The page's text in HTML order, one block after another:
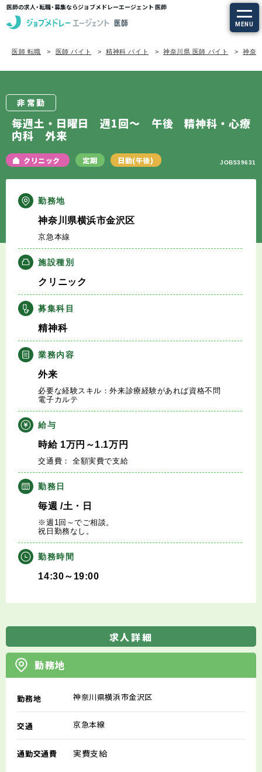
医師の求人・転職・募集ならジョブメドレーエージェント 医師
MENU
求人を探す
定期非常勤の求人
エージェントサービスTOP
サービスの流れ
医師の求人・転職Q&A
知りたい・聞きたい
転職成功事例
医師の転職マニュアル
データで見る医師の平均年収
医師に役立つ取材記事
大学医局紹介
医師 転職 医師 バイト 精神科 バイト 神奈川県 医師 バイト 神奈
非常勤
毎週土・日曜日 週1回～ 午後 精神科・心療
内科 外来
クリニック 定期 日勤(午後) JOB539631
勤務地
神奈川県横浜市金沢区
京急本線
施設種別
クリニック
募集科目
精神科
業務内容
外来
必要な経験スキル：外来診療経験があれば資格不問
電子カルテ
給与
時給1万円 ～1.1万円
交通費： 全額実費で支給
勤務日
毎週 /土・日
※週1回～でご相談。
祝日勤務なし。
勤務時間
14:30～19:00
求人詳細
勤務地
勤務地 神奈川県横浜市金沢区
交通 京急本線
通勤交通費 実費支給